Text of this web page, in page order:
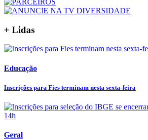
+ Lidas
Educação
Inscrições para Fies terminam nesta sexta-feira
Geral